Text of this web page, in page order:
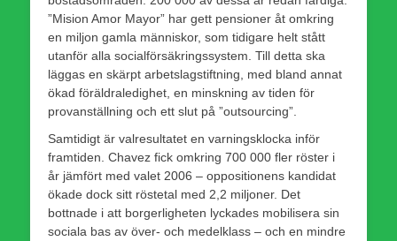
”Mision Amor Mayor” har gett pensioner åt omkring
en miljon gamla människor, som tidigare helt stått
utanför alla socialförsäkringssystem. Till detta ska
läggas en skärpt arbetslagstiftning, med bland annat
ökad föräldraledighet, en minskning av tiden för
provanställning och ett slut på ”outsourcing”.
Samtidigt är valresultatet en varningsklocka inför
framtiden. Chavez fick omkring 700 000 fler röster i
år jämfört med valet 2006 – oppositionens kandidat
ökade dock sitt röstetal med 2,2 miljoner. Det
bottnade i att borgerligheten lyckades mobilisera sin
sociala bas av över- och medelklass – och en mindre